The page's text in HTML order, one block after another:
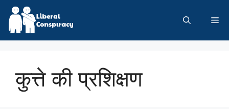
Skip
content
कुत्ते की प्रशिक्षण